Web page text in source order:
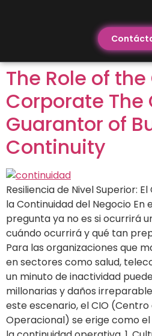
The Role of the
Corporate The
Guarantor of
Continuity
Resiliencia de Nivel Superior:
la Continuidad del Negocio
pregunta ya no es si ocurrirá
cuándo ocurrirá y qué tan
Para las organizaciones que
en sectores como salud,
un minuto de inactividad
millonarias y daños
este escenario, el CIO
Operacional) se erige como